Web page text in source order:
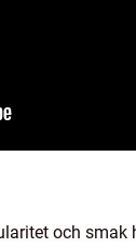
och smak